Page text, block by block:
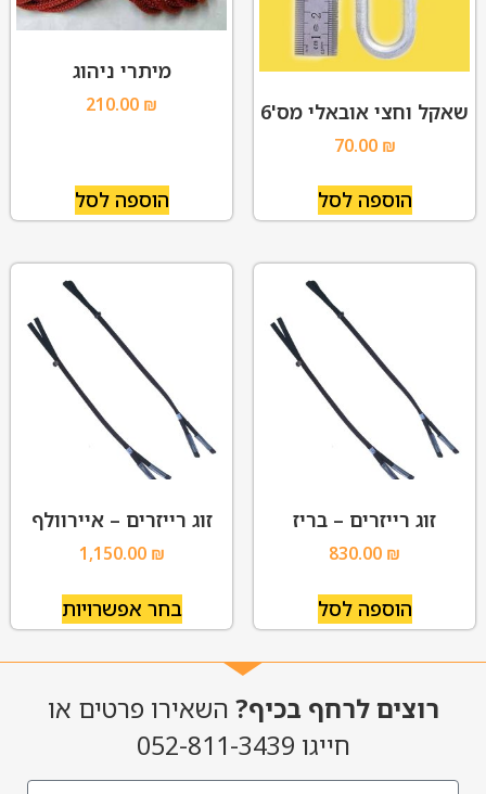
שאקל וחצי אובאלי מס'6
70.00 ₪
הוספה לסל
מיתרי ניהוג
210.00 ₪
הוספה לסל
זוג רייזרים – בריז
830.00 ₪
הוספה לסל
זוג רייזרים – איירוולף
1,150.00 ₪
בחר אפשרויות
רוצים לרחף בכיף? השאירו פרטים או
חייגו 052-811-3439